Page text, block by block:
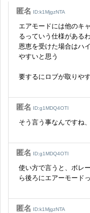
匿名 ID:k1MjgzNTA
エアモードには他のキ
るっていう仕様がある
恩恵を受けた場合はハ
やすいと思う
要するにロブが取りや
匿名 ID:g1MDQ4OTI
そう言う事なんですね
匿名 ID:g1MDQ4OTI
使い方で言うと、ボレ
ら後ろにエアーモード
匿名 ID:k1MjgzNTA